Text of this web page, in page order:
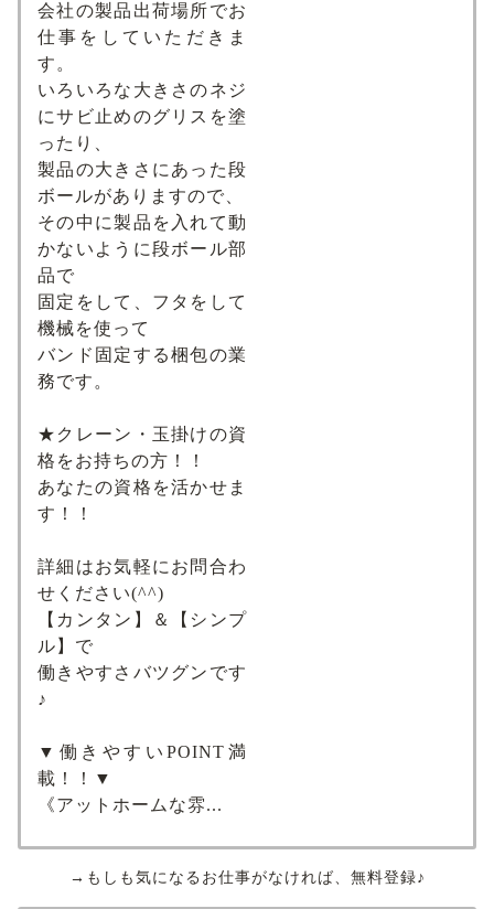
会社の製品出荷場所でお
仕事をしていただきま
す。
いろいろな大きさのネジ
にサビ止めのグリスを塗
ったり、
製品の大きさにあった段
ボールがありますので、
その中に製品を入れて動
かないように段ボール部
品で
固定をして、フタをして
機械を使って
バンド固定する梱包の業
務です。
★クレーン・玉掛けの資
格をお持ちの方！！
あなたの資格を活かせま
す！！
詳細はお気軽にお問合わ
せください(^^)
【カンタン】＆【シンプ
ル】で
働きやすさバツグンです
♪
▼働きやすいPOINT満
載！！▼
《アットホームな雰...
→もしも気になるお仕事がなければ、無料登録♪